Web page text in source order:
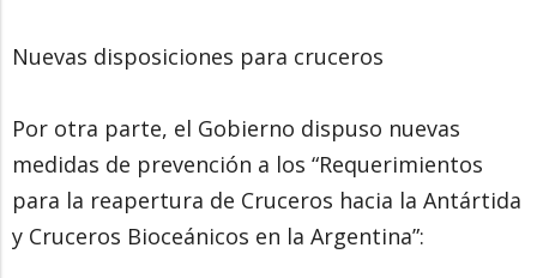
Nuevas disposiciones para cruceros
Por otra parte, el Gobierno dispuso nuevas
medidas de prevención a los “Requerimientos
para la reapertura de Cruceros hacia la Antártida
y Cruceros Bioceánicos en la Argentina”: